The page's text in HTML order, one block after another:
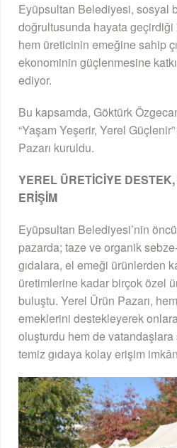
Eyüpsultan Belediyesi, sosyal
doğrultusunda hayata geçirdiği
hem üreticinin emeğine sahip
ekonominin güçlenmesine
ediyor.
Bu kapsamda, Göktürk
“Yaşam Yeşerir, Yerel
Pazarı kuruldu.
YEREL ÜRETİCİYE
ERİŞİM
Eyüpsultan Belediyesi’nin
pazarda; taze ve organik
gıdalara, el emeği ürünlerden
üretimlerine kadar birçok özel
buluştu. Yerel Ürün Pazarı,
emeklerini destekleyerek
oluşturdu hem de vatandaşlara
temiz gıdaya kolay erişim